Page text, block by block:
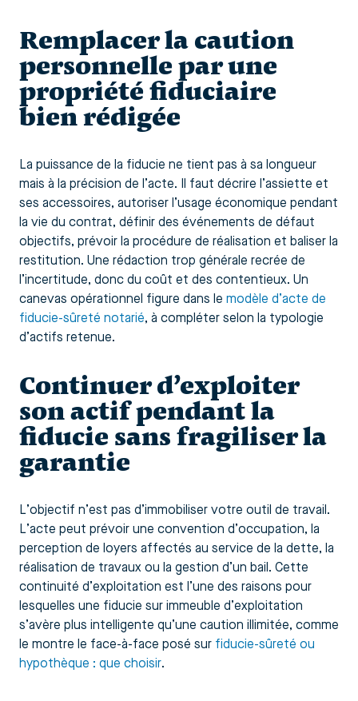
Remplacer la caution
personnelle par une
propriété fiduciaire
bien rédigée
La puissance de la fiducie ne tient pas à sa longueur
mais à la précision de l’acte. Il faut décrire l’assiette et
ses accessoires, autoriser l’usage économique pendant
la vie du contrat, définir des événements de défaut
objectifs, prévoir la procédure de réalisation et baliser la
restitution. Une rédaction trop générale recrée de
l’incertitude, donc du coût et des contentieux. Un
canevas opérationnel figure dans le modèle d’acte de
fiducie-sûreté notarié, à compléter selon la typologie
d’actifs retenue.
Continuer d’exploiter
son actif pendant la
fiducie sans fragiliser la
garantie
L’objectif n’est pas d’immobiliser votre outil de travail.
L’acte peut prévoir une convention d’occupation, la
perception de loyers affectés au service de la dette, la
réalisation de travaux ou la gestion d’un bail. Cette
continuité d’exploitation est l’une des raisons pour
lesquelles une fiducie sur immeuble d’exploitation
s’avère plus intelligente qu’une caution illimitée, comme
le montre le face-à-face posé sur fiducie-sûreté ou
hypothèque : que choisir.